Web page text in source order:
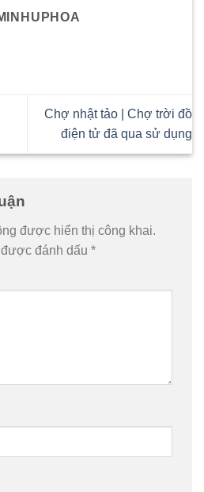
Chợ nhật tảo | Chợ trời đồ
điện tử đã qua sử dụng
được hiển thị công khai.
đánh dấu *